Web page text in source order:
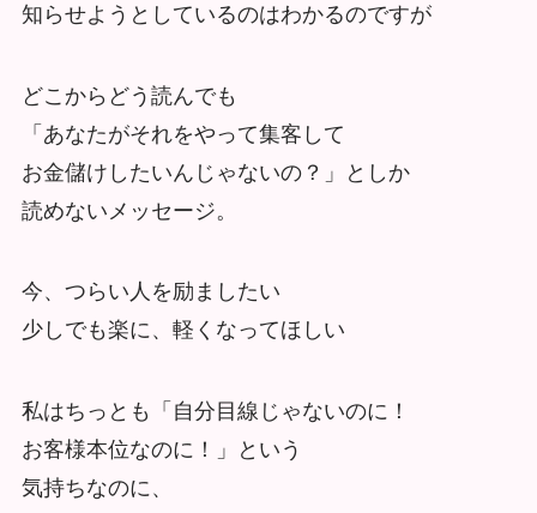
知らせようとしているのはわかるのですが
どこからどう読んでも
「あなたがそれをやって集客して
お金儲けしたいんじゃないの？」としか
読めないメッセージ。
今、つらい人を励ましたい
少しでも楽に、軽くなってほしい
私はちっとも「自分目線じゃないのに！
お客様本位なのに！」という
気持ちなのに、